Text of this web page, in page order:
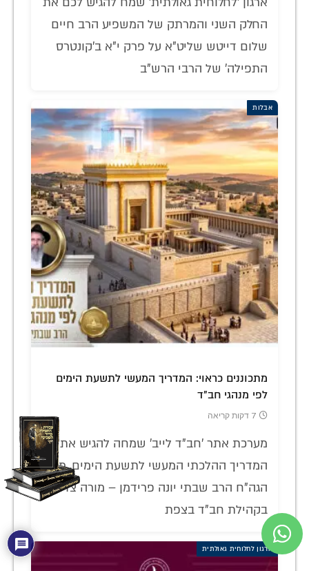
החלק השני והמרתק של המשפיע הרב חיים
שלום דייטש שליט"א על פרק י"א ב'קונטרס
התפילה' של הרבי הרש"ב
אבלות
מתכוננים כראוי: המדריך המעשי לתשעת הימים
לפי מנהגי חב"ד
7 דקות קריאה
מערכת אתר 'חב"ד לייב' שמחה להגיש את
המדריך ההלכתי המעשי לתשעת הימים, מאת
הגה"ח הרב שבתי יונה פרידמן – מורה צדק
בקהילת חב"ד בצפת
ארגון לחלוחית גאולתית